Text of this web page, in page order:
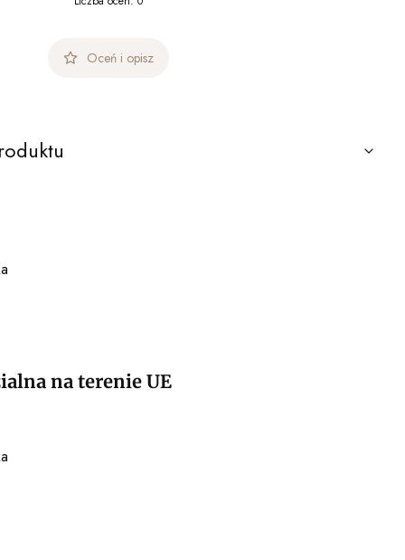
Oceń i opisz
na terenie UE